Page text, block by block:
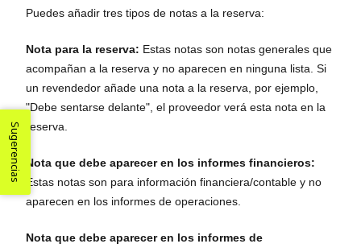
Puedes añadir tres tipos de notas a la reserva:
Nota para la reserva: Estas notas son notas generales que
acompañan a la reserva y no aparecen en ninguna lista. Si
un revendedor añade una nota a la reserva, por ejemplo,
"Debe sentarse delante", el proveedor verá esta nota en la
reserva.
Nota que debe aparecer en los informes financieros:
Estas notas son para información financiera/contable y no
aparecen en los informes de operaciones.
Nota que debe aparecer en los informes de
Sugerencias